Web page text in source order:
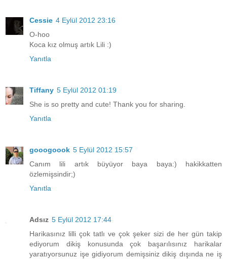
Cessie 4 Eylül 2012 23:16
O-hoo
Koca kız olmuş artık Lili :)
Yanıtla
Tiffany 5 Eylül 2012 01:19
She is so pretty and cute! Thank you for sharing.
Yanıtla
gooogoook 5 Eylül 2012 15:57
Canım lili artık büyüyor baya baya:) hakikkatten
özlemişsindir;)
Yanıtla
Adsız 5 Eylül 2012 17:44
Harikasınız lilli çok tatlı ve çok şeker sizi de her gün takip
ediyorum dikiş konusunda çok başarılısınız harikalar
yaratıyorsunuz işe gidiyorum demişsiniz dikiş dışında ne iş